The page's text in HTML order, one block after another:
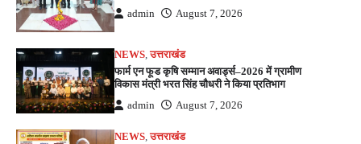
admin August 7, 2026
NEWS,उत्तराखंड
फार्म एन फूड कृषि सम्मान अवार्ड्स–2026 में ग्रामीण
विकास मंत्री भरत सिंह चौधरी ने किया प्रतिभाग
admin August 7, 2026
NEWS,उत्तराखंड